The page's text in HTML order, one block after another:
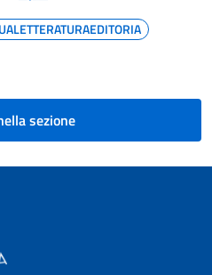
sezione